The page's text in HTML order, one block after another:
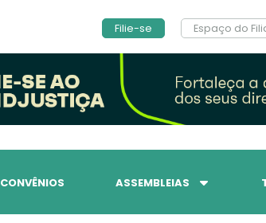
Filie-se Espaço do
CONVÊNIOS ASSEMBLEIAS